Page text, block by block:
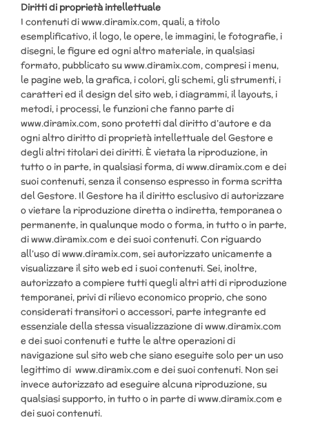
Diritti di proprietà intellettuale
I contenuti di www.diramix.com, quali, a titolo
esemplificativo, il logo, le opere, le immagini, le fotografie, i
disegni, le figure ed ogni altro materiale, in qualsiasi
formato, pubblicato su www.diramix.com, compresi i menu,
le pagine web, la grafica, i colori, gli schemi, gli strumenti, i
caratteri ed il design del sito web, i diagrammi, il layouts, i
metodi, i processi, le funzioni che fanno parte di
www.diramix.com, sono protetti dal diritto d’autore e da
ogni altro diritto di proprietà intellettuale del Gestore e
degli altri titolari dei diritti. È vietata la riproduzione, in
tutto o in parte, in qualsiasi forma, di www.diramix.com e dei
suoi contenuti, senza il consenso espresso in forma scritta
del Gestore. Il Gestore ha il diritto esclusivo di autorizzare
o vietare la riproduzione diretta o indiretta, temporanea o
permanente, in qualunque modo o forma, in tutto o in parte,
di www.diramix.com e dei suoi contenuti. Con riguardo
all’uso di www.diramix.com, sei autorizzato unicamente a
visualizzare il sito web ed i suoi contenuti. Sei, inoltre,
autorizzato a compiere tutti quegli altri atti di riproduzione
temporanei, privi di rilievo economico proprio, che sono
considerati transitori o accessori, parte integrante ed
essenziale della stessa visualizzazione di www.diramix.com
e dei suoi contenuti e tutte le altre operazioni di
navigazione sul sito web che siano eseguite solo per un uso
legittimo di www.diramix.com e dei suoi contenuti. Non sei
invece autorizzato ad eseguire alcuna riproduzione, su
qualsiasi supporto, in tutto o in parte di www.diramix.com e
dei suoi contenuti.